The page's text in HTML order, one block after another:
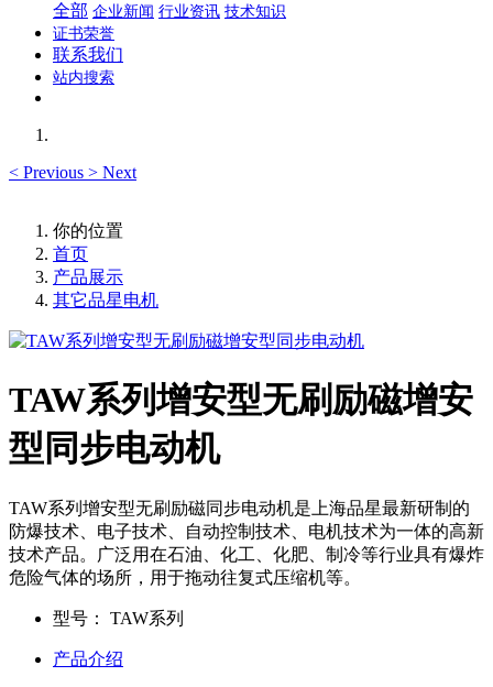
全部 企业新闻 行业资讯 技术知识
证书荣誉
联系我们
站内搜索
< Previous > Next
你的位置
首页
产品展示
其它品星电机
TAW系列增安型无刷励磁增安
型同步电动机
TAW系列增安型无刷励磁同步电动机是上海品星​最新研制的
防爆技术、电子技术、自动控制技术、电机技术为一体的高新
技术产品。广泛用在石油、化工、化肥、制冷等行业具有爆炸
危险气体的场所，用于拖动往复式压缩机等。
型号： TAW系列
产品介绍